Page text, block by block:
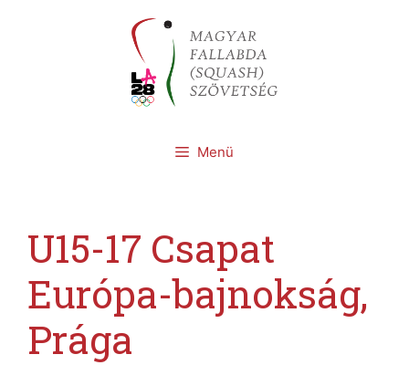
Menü
U15-17 Csapat
Európa-bajnokság,
Prága